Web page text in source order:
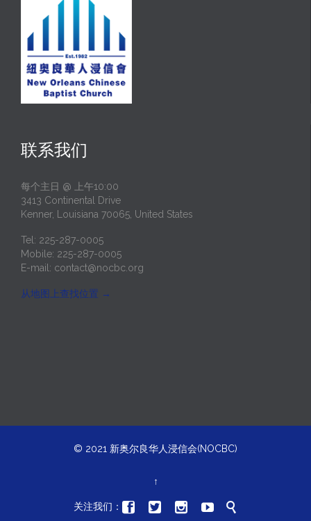
联系我们
每个主日 @ 上午10:00
3413 Continental Drive
Kenner, Louisiana 70065, United States
Tel: 225-287-0005
Mobile: 225-287-0005
E-mail: contact@nocbc.org
从地图上查找位置 →
© 2021 新奥尔良华人浸信会(NOCBC)
↑
关注我们：     